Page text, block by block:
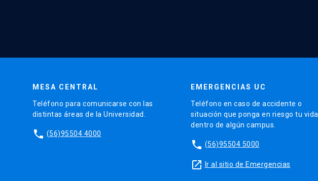
MESA CENTRAL
Teléfono para comunicarse con las
distintas áreas de la Universidad.
phone (56)95504 4000
EMERGENCIAS UC
Teléfono en caso de accidente o
situación que ponga en riesgo tu vida
dentro de algún campus.
phone (56)95504 5000
launch Ir al sitio de Emergencias